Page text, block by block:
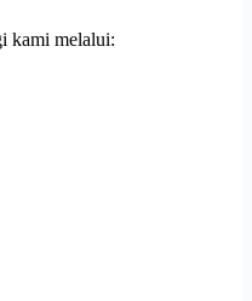
kami melalui: